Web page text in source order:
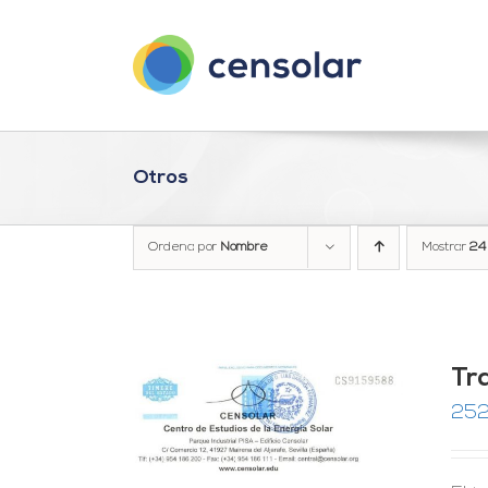
Otros
Ordena por Nombre Mostrar 24